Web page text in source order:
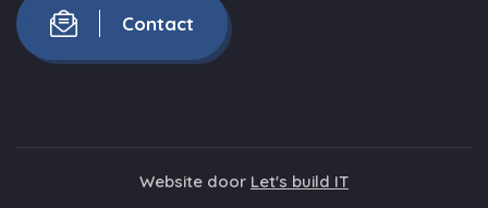
Contact
Website door Let's build IT